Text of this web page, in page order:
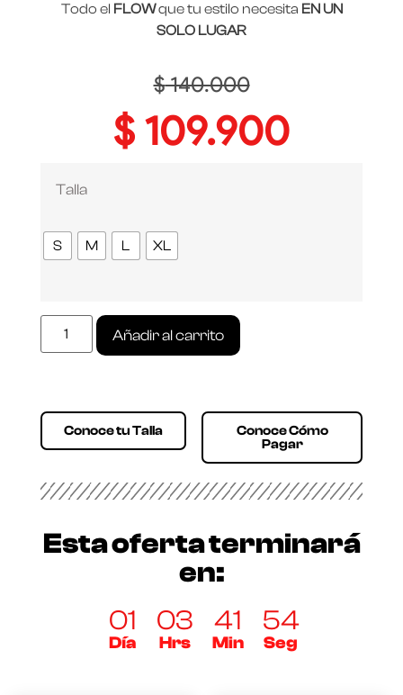
Todo el FLOWque tu estilo necesita EN UN
SOLO LUGAR
$140.000
$ 109.900
Talla
S M L XL
Añadir al carrito
Conoce tu Talla
Conoce Cómo
Pagar
Esta oferta terminará
en:
01
Día
03
Hrs
41
Min
54
Seg